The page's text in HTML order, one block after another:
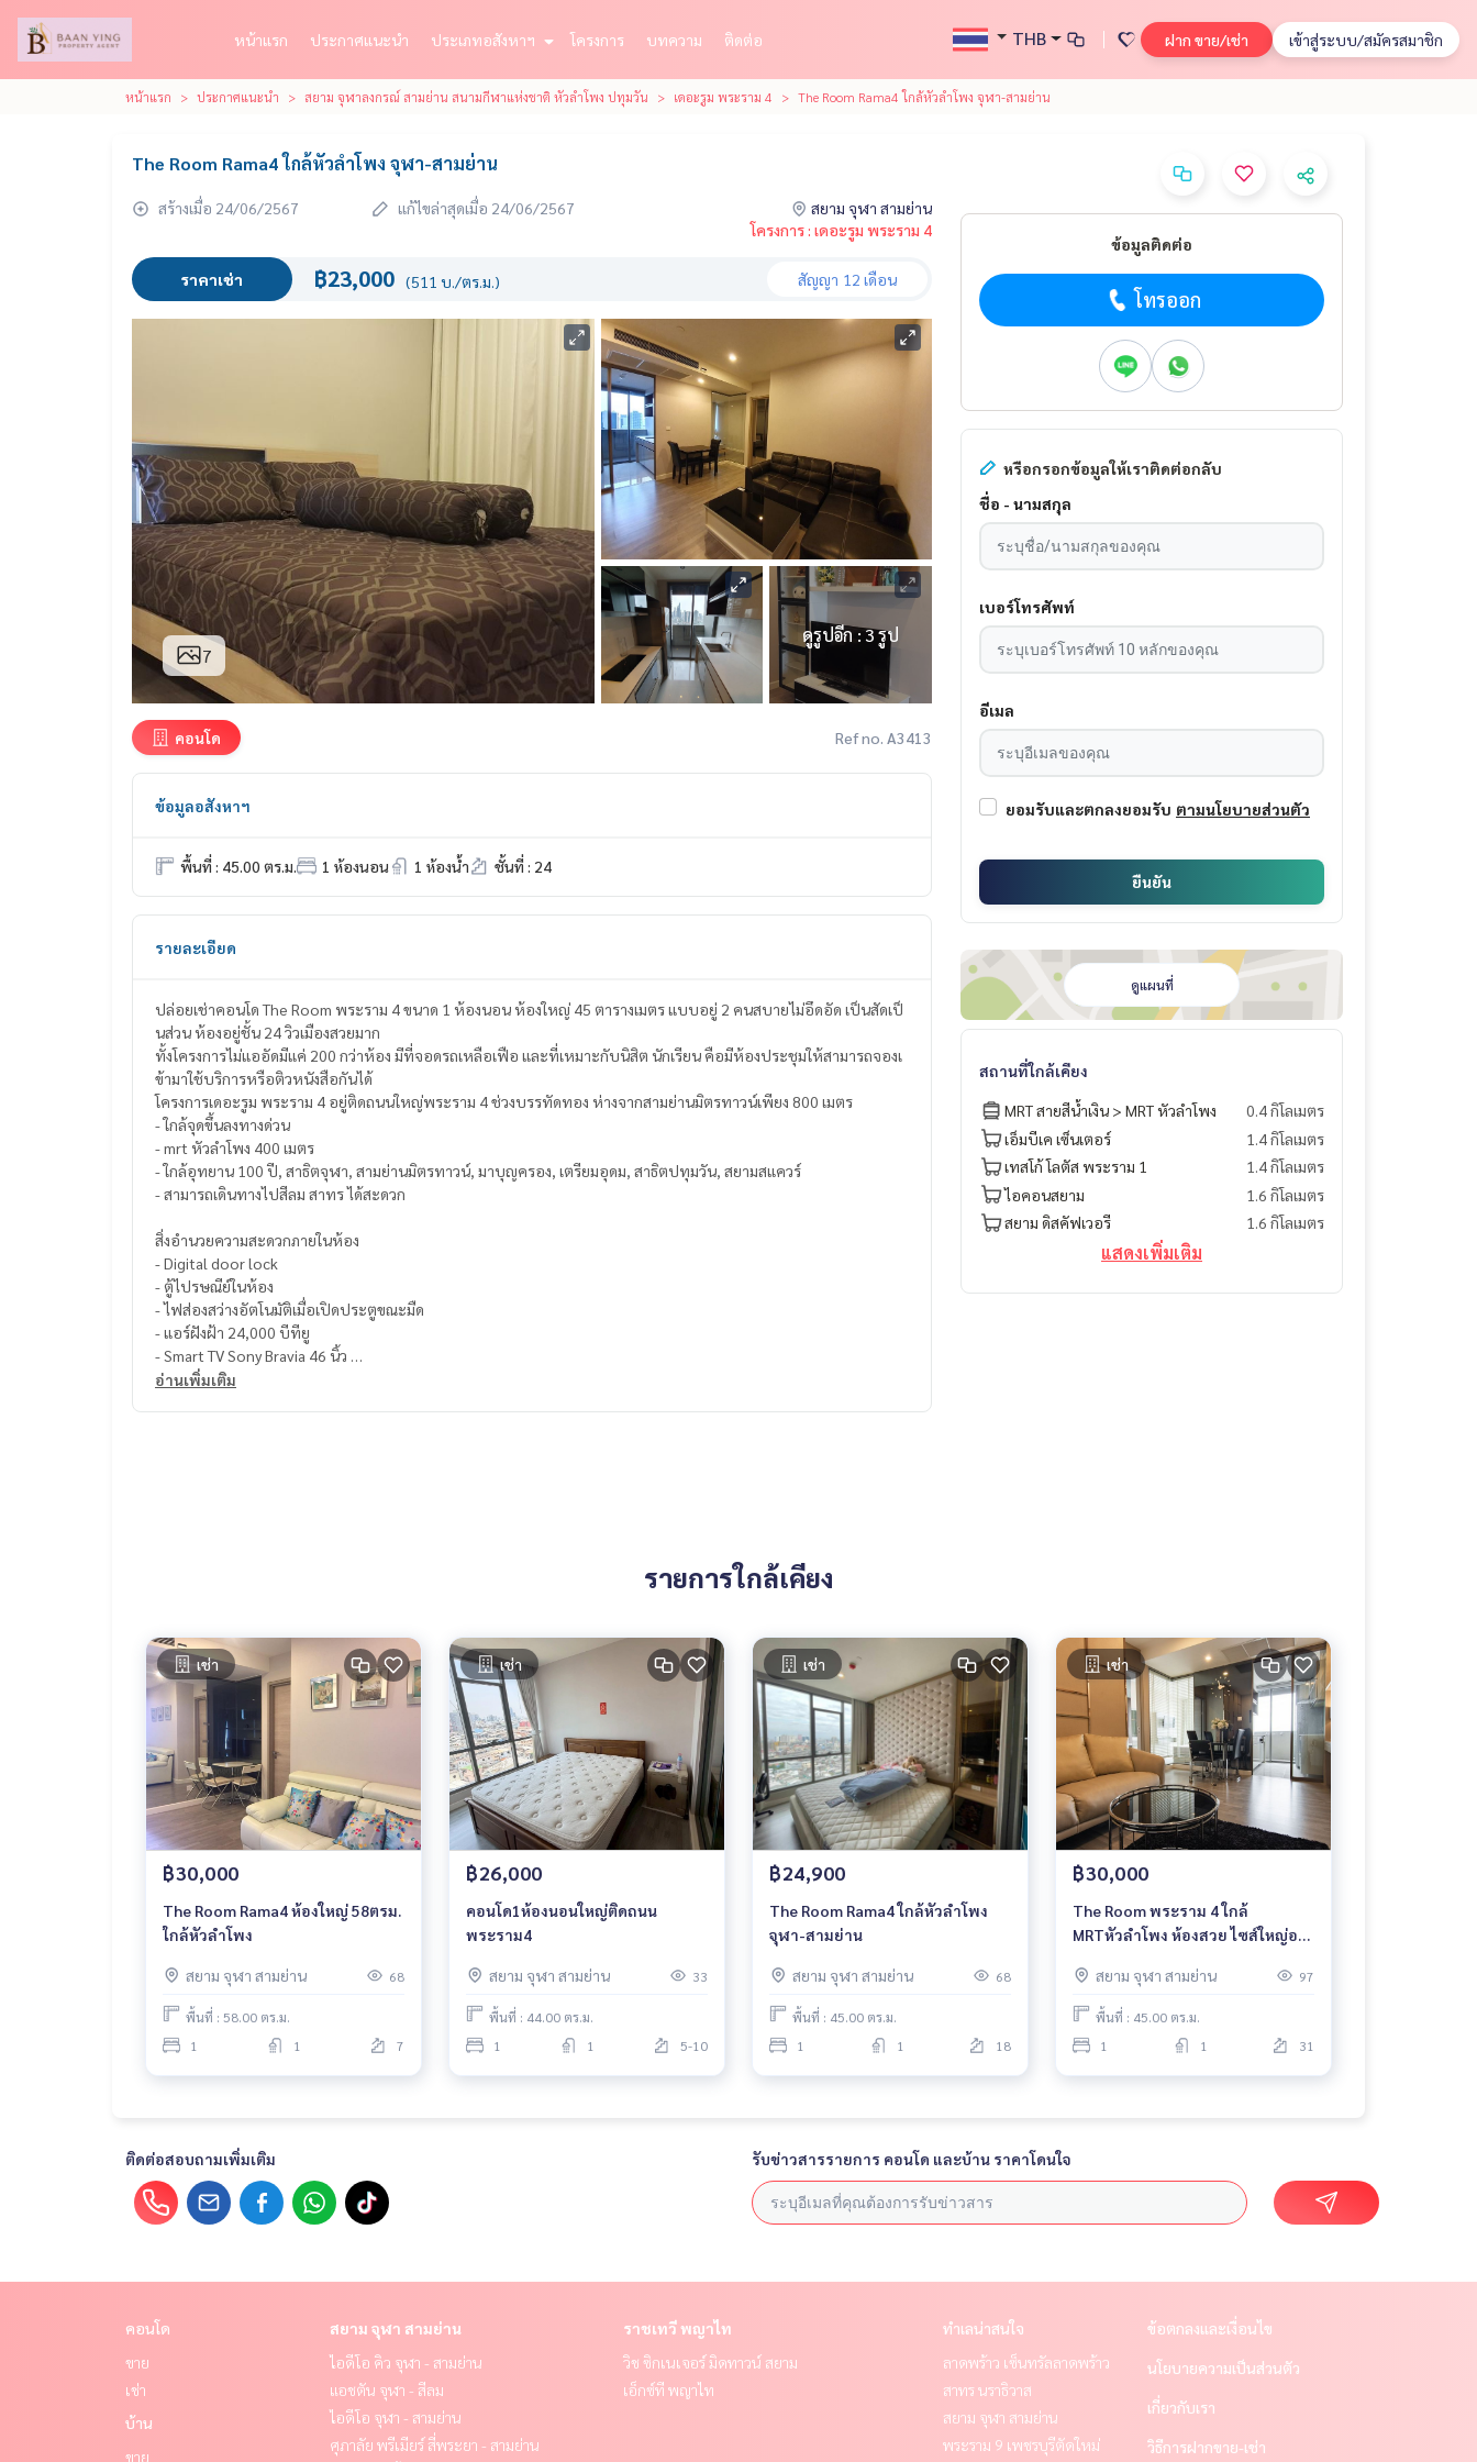
หน้าแรก ประกาศแนะนำ ประเภทอสังหาฯ โครงการ บทความ ติดต่อ THB ฝาก ขาย/เช่า เข้าสู่ระบบ/สมัครสมาชิก
หน้าแรก ประกาศแนะนำ สยาม จุฬาลงกรณ์ สามย่าน สนามกีฬาแห่งชาติ หัวลำโพง ปทุมวัน เดอะรูม พระราม 4 The Room Rama4 ใกล้หัวลำโพง จุฬา-สามย่าน
The Room Rama4 ใกล้หัวลำโพง จุฬา-สามย่าน
สร้างเมื่อ 24/06/2567 แก้ไขล่าสุดเมื่อ 24/06/2567
สยาม จุฬา สามย่าน
โครงการ : เดอะรูม พระราม 4
ราคาเช่า ฿23,000 (511 บ./ตร.ม.) สัญญา 12 เดือน
7
ดูรูปอีก : 3 รูป
คอนโด Ref no. A3413
ข้อมูลอสังหาฯ
พื้นที่ : 45.00 ตร.ม. 1 ห้องนอน 1 ห้องน้ำ ชั้นที่ : 24
รายละเอียด
ปล่อยเช่าคอนโด The Room พระราม 4 ขนาด 1 ห้องนอน ห้องใหญ่ 45 ตารางเมตร แบบอยู่ 2 คนสบายไม่อึดอัด เป็นสัดเป็
นส่วน ห้องอยู่ชั้น 24 วิวเมืองสวยมาก
ทั้งโครงการไม่แออัดมีแค่ 200 กว่าห้อง มีที่จอดรถเหลือเฟือ และที่เหมาะกับนิสิต นักเรียน คือมีห้องประชุมให้สามารถจองเ
ข้ามาใช้บริการหรือติวหนังสือกันได้
โครงการเดอะรูม พระราม 4 อยู่ติดถนนใหญ่พระราม 4 ช่วงบรรทัดทอง ห่างจากสามย่านมิตรทาวน์เพียง 800 เมตร
- ใกล้จุดขึ้นลงทางด่วน
- mrt หัวลำโพง 400 เมตร
- ใกล้อุทยาน 100 ปี, สาธิตจุฬา, สามย่านมิตรทาวน์, มาบุญครอง, เตรียมอุดม, สาธิตปทุมวัน, สยามสแควร์
- สามารถเดินทางไปสีลม สาทร ได้สะดวก
สิ่งอำนวยความสะดวกภายในห้อง
- Digital door lock
- ตู้ไปรษณีย์ในห้อง
- ไฟส่องสว่างอัตโนมัติเมื่อเปิดประตูขณะมืด
- แอร์ฝังฝ้า 24,000 บีทียู
- Smart TV Sony Bravia 46 นิ้ว
- โซฟาตัว L นอนได้
- เครื่องปิ้งขนมปัง
ห้องนอนพร้อมห้องน้ำในตัว
- เตียง 6 ฟุต
- ม่านกันยูวี
- ตู้เสื้อผ้าใหญ่ 4 บาน
- แอร์แขวนผนัง 18,000 บีทียู
- แยกส่วนเปียกแห้ง
- ฝักบัวแบบ rain shower
- สุขภัณฑ์ kasch
- ระบบน้ำร้อน
อ่านเพิ่มเติม
ข้อมูลติดต่อ
โทรออก
หรือกรอกข้อมูลให้เราติดต่อกลับ
ชื่อ - นามสกุล
เบอร์โทรศัพท์
อีเมล
ยอมรับและตกลงยอมรับ ตามนโยบายส่วนตัว
ยืนยัน
ดูแผนที่
สถานที่ใกล้เคียง
MRT สายสีน้ำเงิน > MRT หัวลำโพง
0.4 กิโลเมตร
เอ็มบีเค เซ็นเตอร์
1.4 กิโลเมตร
เทสโก้ โลตัส พระราม 1
1.4 กิโลเมตร
ไอคอนสยาม
1.6 กิโลเมตร
สยาม ดิสคัฟเวอรี
1.6 กิโลเมตร
แสดงเพิ่มเติม
รายการใกล้เคียง
เช่า
฿30,000
The Room Rama4 ห้องใหญ่ 58ตรม.
ใกล้หัวลำโพง
สยาม จุฬา สามย่าน 68
พื้นที่ : 58.00 ตร.ม.
1
1 7
เช่า
฿26,000
คอนโด1ห้องนอนใหญ่ติดถนน
พระราม4
สยาม จุฬา สามย่าน 33
พื้นที่ : 44.00 ตร.ม.
1
1 5-10
เช่า
฿24,900
The Room Rama4 ใกล้หัวลำโพง
จุฬา-สามย่าน
สยาม จุฬา สามย่าน 68
พื้นที่ : 45.00 ตร.ม.
1
1 18
เช่า
฿30,000
The Room พระราม 4 ใกล้
MRTหัวลำโพง ห้องสวย ไซส์ใหญ่อยู่
สยาม จุฬา สามย่าน
97
พื้นที่ : 45.00 ตร.ม.
1
1 31
ติดต่อสอบถามเพิ่มเติม รับข่าวสารรายการ คอนโด และบ้าน ราคาโดนใจ
คอนโด
ขาย
เช่า
บ้าน
ขาย
สยาม จุฬา สามย่าน
ไอดีโอ คิว จุฬา - สามย่าน
แอชตัน จุฬา - สีลม
ไอดีโอ จุฬา - สามย่าน
ศุภาลัย พรีเมียร์ สี่พระยา - สามย่าน
ราชเทวี พญาไท
วิช ซิกเนเจอร์ มิดทาวน์ สยาม
เอ็กซ์ที พญาไท
ทำเลน่าสนใจ
ลาดพร้าว เซ็นทรัลลาดพร้าว
สาทร นราธิวาส
สยาม จุฬา สามย่าน
พระราม 9 เพชรบุรีตัดใหม่
ข้อตกลงและเงื่อนไข
นโยบายความเป็นส่วนตัว
เกี่ยวกับเรา
วิธีการฝากขาย-เช่า